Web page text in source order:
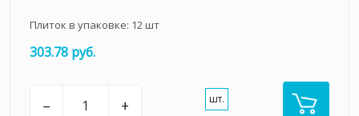
Плиток в упаковке: 12шт
303.78 руб.
– + шт.